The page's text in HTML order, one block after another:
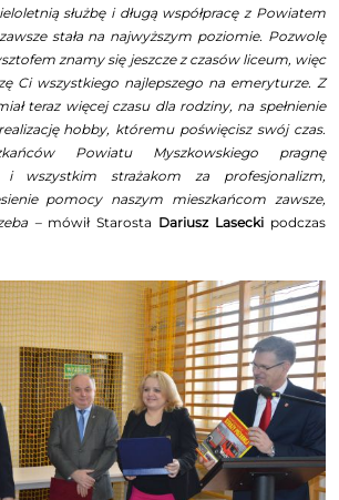
służbę i długą współpracę z Powiatem
stała na najwyższym poziomie. Pozwolę
znamy się jeszcze z czasów liceum, więc
Ci wszystkiego najlepszego na emeryturze. Z
teraz więcej czasu dla rodziny, na spełnienie
hobby, któremu poświęcisz swój czas.
Powiatu Myszkowskiego pragnę
i wszystkim strażakom za profesjonalizm,
pomocy naszym mieszkańcom zawsze,
–mówił Starosta Dariusz Laseckipodczas